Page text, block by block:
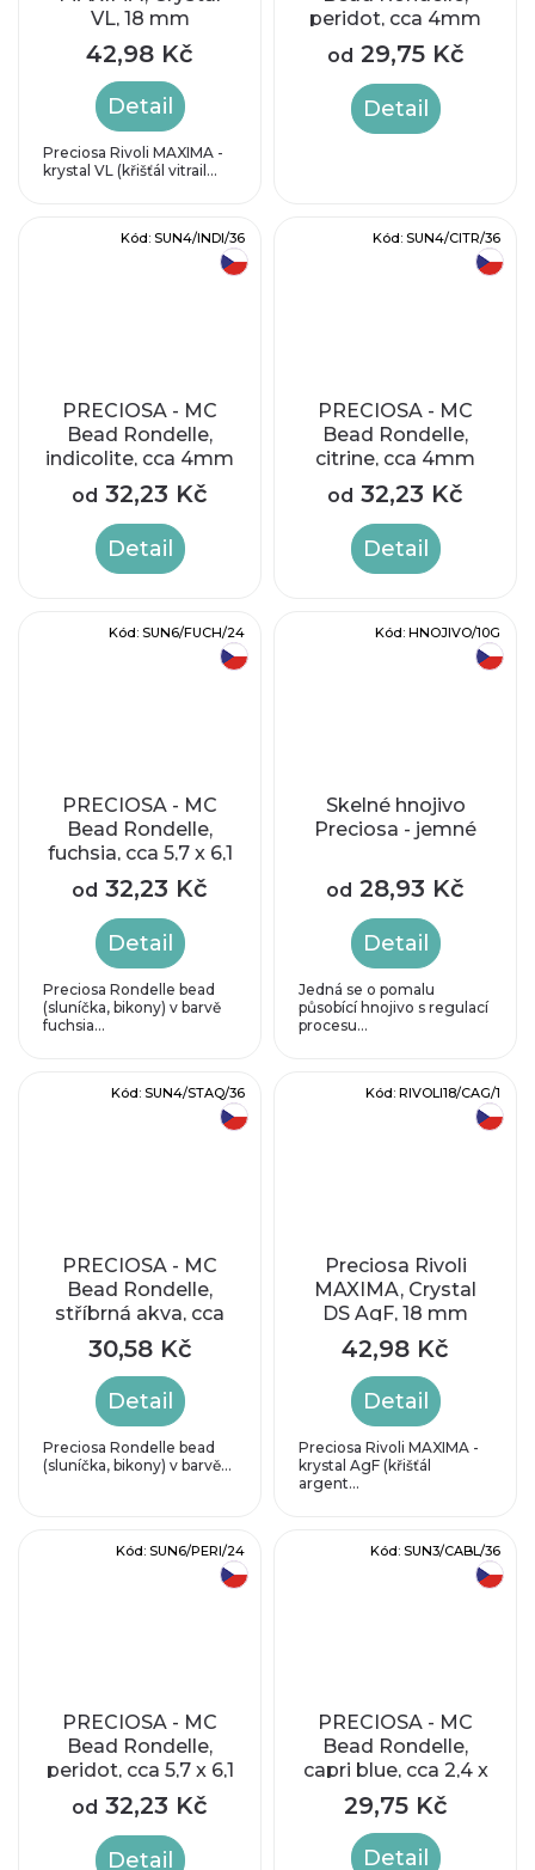
VL, 18 mm
42,98 Kč
Detail
Preciosa Rivoli MAXIMA -
krystal VL (křišťál vitrail...
peridot, cca 4mm
od 29,75 Kč
Detail
PRECIOSA - MC
Bead Rondelle,
indicolite, cca 4mm
od 32,23 Kč
Detail
Kód: SUN4/INDI/36
PRECIOSA - MC
Bead Rondelle,
citrine, cca 4mm
od 32,23 Kč
Detail
Kód: SUN4/CITR/36
PRECIOSA - MC
Bead Rondelle,
fuchsia, cca 5,7 x 6,1
mm
od 32,23 Kč
Detail
Preciosa Rondelle bead
(sluníčka, bikony) v barvě
fuchsia...
Kód: SUN6/FUCH/24
Skelné hnojivo
Preciosa - jemné
od 28,93 Kč
Detail
Jedná se o pomalu
působící hnojivo s regulací
procesu...
Kód: HNOJIVO/10G
PRECIOSA - MC
Bead Rondelle,
stříbrná akva, cca
3,6 x 4,1 mm
30,58 Kč
Detail
Preciosa Rondelle bead
(sluníčka, bikony) v barvě...
Kód: SUN4/STAQ/36
Preciosa Rivoli
MAXIMA, Crystal
DS AgF, 18 mm
42,98 Kč
Detail
Preciosa Rivoli MAXIMA -
krystal AgF (křišťál
argent...
Kód: RIVOLI18/CAG/1
PRECIOSA - MC
Bead Rondelle,
peridot, cca 5,7 x 6,1
mm
od 32,23 Kč
Detail
Kód: SUN6/PERI/24
PRECIOSA - MC
Bead Rondelle,
capri blue, cca 2,4 x
3 mm
29,75 Kč
Detail
Kód: SUN3/CABL/36